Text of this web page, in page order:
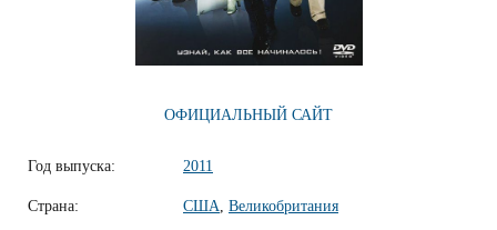
ОФИЦИАЛЬНЫЙ САЙТ
Год выпуска: 2011
Страна: США Великобритания